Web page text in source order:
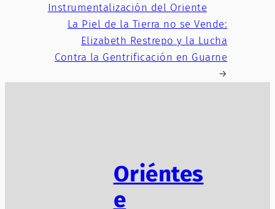
Instrumentalización del Oriente
La Piel de la Tierra no se Vende:
Elizabeth Restrepo y la Lucha
Contra la Gentrificación en Guarne
→
Oriéntes
e